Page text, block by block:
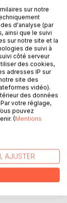
au
agrémentés
ou entre
Bonne
sur notre
d'analyse (par
ainsi que le suivi
sur notre site et la
de suivi à
côté serveur
des cookies,
adresses IP sur
site des
vidéo).
des données
votre réglage,
pouvez
(Mentions
AJUSTER